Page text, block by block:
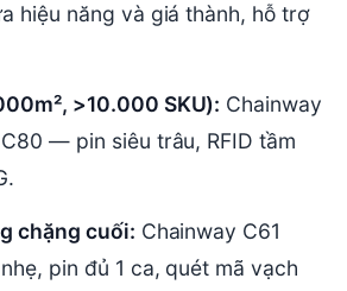
hiệu năng và giá thành, hỗ trợ
>10.000 SKU): Chainway
— pin siêu trâu, RFID tầm
chặng cuối: Chainway C61
pin đủ 1 ca, quét mã vạch